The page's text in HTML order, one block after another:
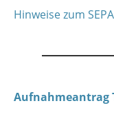
Hinweise zum
Aufnahmeantrag